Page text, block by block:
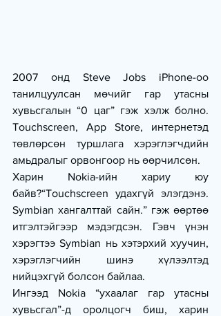
2007 онд Steve Jobs iPhone-оо
танилцуулсан мөчийг гар утасны
хувьсгалын “0 цаг” гэж хэлж болно.
Touchscreen, App Store, интернетэд
төвлөрсөн туршлага хэрэглэгчдийн
амьдралыг орвонгоор нь өөрчилсөн.
Харин Nokia-ийн хариу юу
байв?“Touchscreen удахгүй элэгдэнэ.
Symbian хангалттай сайн.” гэж өөртөө
итгэлтэйгээр мэдэгдсэн. Гэвч үнэн
хэрэгтээ Symbian нь хэтэрхий хуучин,
хэрэглэгчийн шинэ хүлээлтэд
нийцэхгүй болсон байлаа.
Ингээд Nokia “ухаалаг гар утасны
хувьсгал”-д оролцогч биш, харин